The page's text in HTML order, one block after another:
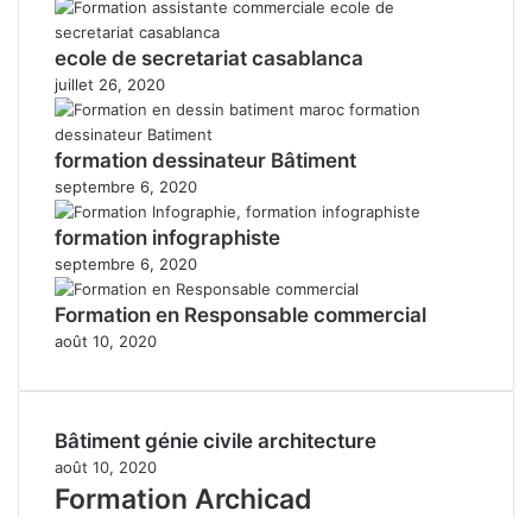
ecole de secretariat casablanca
juillet 26, 2020
formation dessinateur Bâtiment
septembre 6, 2020
formation infographiste
septembre 6, 2020
Formation en Responsable commercial
août 10, 2020
Bâtiment génie civile architecture
août 10, 2020
Formation Archicad